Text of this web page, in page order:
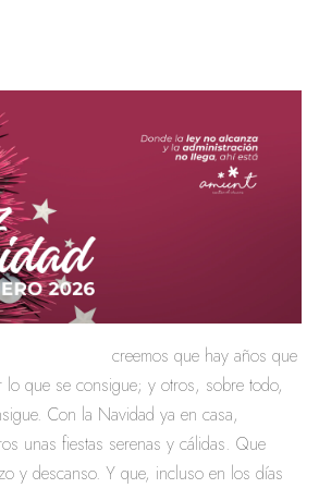
creemos que hay años que
lo que se consigue; y otros, sobre todo,
Con la Navidad ya en casa,
unas fiestas serenas y cálidas. Que
y descanso. Y que, incluso en los días